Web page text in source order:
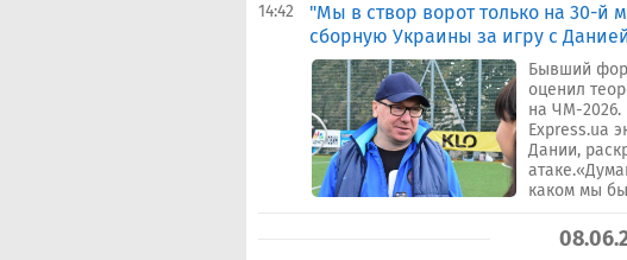
14:42
"Мы в створ ворот только на 30-й
сборную Украины за игру с Данией
Бывший
оценил
на ЧМ-2026.
Express.ua
Дании,
каком мы